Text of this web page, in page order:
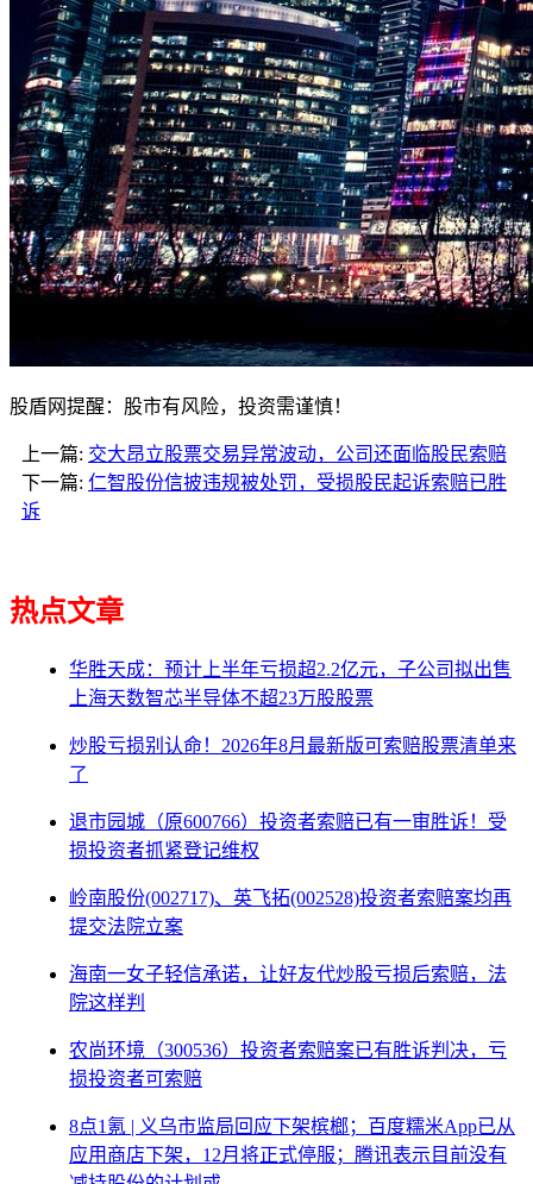
股盾网提醒：股市有风险，投资需谨慎！
上一篇: 交大昂立股票交易异常波动，公司还面临股民索赔
下一篇: 仁智股份信披违规被处罚，受损股民起诉索赔已胜
诉
热点文章
华胜天成：预计上半年亏损超2.2亿元，子公司拟出售
上海天数智芯半导体不超23万股股票
炒股亏损别认命！2026年8月最新版可索赔股票清单来
了
退市园城（原600766）投资者索赔已有一审胜诉！受
损投资者抓紧登记维权
岭南股份(002717)、英飞拓(002528)投资者索赔案均再
提交法院立案
海南一女子轻信承诺，让好友代炒股亏损后索赔，法
院这样判
农尚环境（300536）投资者索赔案已有胜诉判决，亏
损投资者可索赔
8点1氪 | 义乌市监局回应下架槟榔；百度糯米App已从
应用商店下架，12月将正式停服；腾讯表示目前没有